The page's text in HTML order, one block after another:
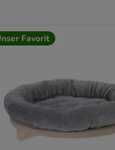
Favorit